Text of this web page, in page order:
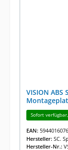
VISION ABS
Sofort
EAN:
Hersteller: SC.
Hersteller-Nr.: